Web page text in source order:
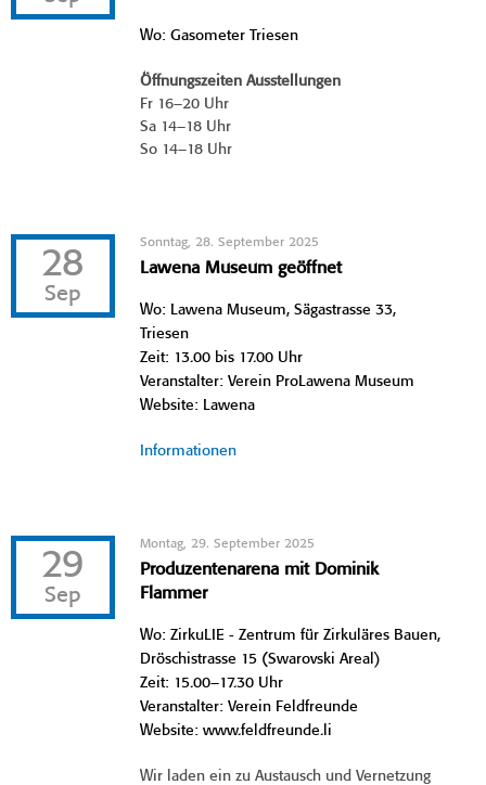
Wo: Gasometer Triesen
Öffnungszeiten Ausstellungen
Fr 16–20 Uhr
Sa 14–18 Uhr
So 14–18 Uhr
28
Sep
Sonntag, 28. September 2025
Lawena Museum geöffnet
Wo: Lawena Museum, Sägastrasse 33,
Triesen
Zeit: 13.00 bis 17.00 Uhr
Veranstalter: Verein ProLawena Museum
Website: Lawena
Informationen
29
Sep
Montag, 29. September 2025
Produzentenarena mit Dominik
Flammer
Wo: ZirkuLIE - Zentrum für Zirkuläres Bauen,
Dröschistrasse 15 (Swarovski Areal)
Zeit: 15.00–17.30 Uhr
Veranstalter: Verein Feldfreunde
Website: www.feldfreunde.li
Wir laden ein zu Austausch und Vernetzung